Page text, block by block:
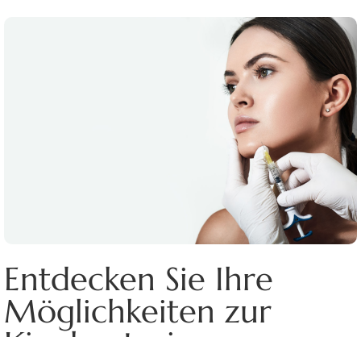
Entdecken Sie Ihre
Möglichkeiten zur